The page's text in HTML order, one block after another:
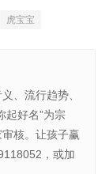
虎宝宝
、流行趋势、
起好名”为宗
核。让孩子赢
，或加